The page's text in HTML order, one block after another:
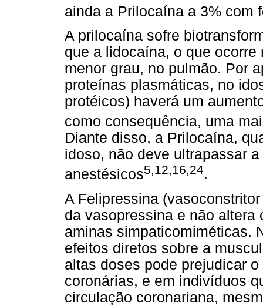
ainda a Prilocaína a 3% com
A prilocaína sofre
que a lidocaína, o que
menor grau, no pulmão. Por
proteínas plasmáticas, no
protéicos) haverá um
como consequência, uma
Diante disso, a Prilocaína,
idoso, não deve ultrapassar
anestésicos5,12,16,24.
A Felipressina
da vasopressina e não
aminas simpaticomiméticas.
efeitos diretos sobre a
altas doses pode prejudicar
coronárias, e em indivíduos
circulação coronariana,